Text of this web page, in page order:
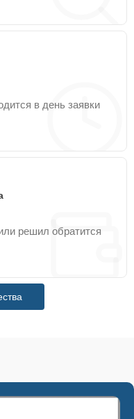
в день заявки
решил обратится